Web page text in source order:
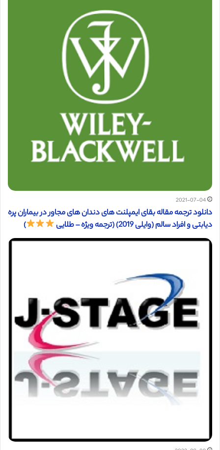
2021-07-04
دانلود ترجمه مقاله بقای ایمپلنت های دندان های مجاور در بیماران پره
دیابتی و افراد سالم (وایلی 2019) (ترجمه ویژه – طلایی
)